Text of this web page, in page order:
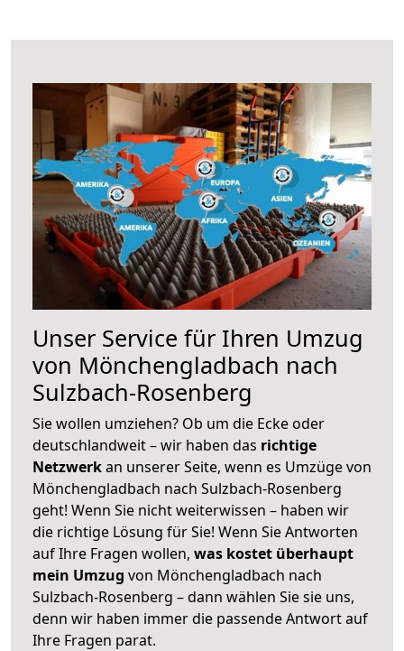
Unser Service für Ihren Umzug
von Mönchengladbach nach
Sulzbach-Rosenberg
Sie wollen umziehen? Ob um die Ecke oder
deutschlandweit – wir haben das richtige
Netzwerkan unserer Seite, wenn es Umzüge von
Mönchengladbach nach Sulzbach-Rosenberg
geht! Wenn Sie nicht weiterwissen – haben wir
die richtige Lösung für Sie! Wenn Sie Antworten
auf Ihre Fragen wollen, was kostet überhaupt
mein Umzug von Mönchengladbach nach
Sulzbach-Rosenberg – dann wählen Sie sie uns,
denn wir haben immer die passende Antwort auf
Ihre Fragen parat.